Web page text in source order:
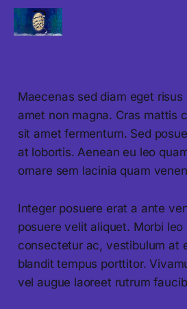
Maecenas sed diam eget
amet non magna. Cras mattis
sit amet fermentum. Sed
at lobortis. Aenean eu leo
ornare sem lacinia quam
Integer posuere erat a ante
posuere velit aliquet. Morbi
consectetur ac, vestibulum at
blandit tempus porttitor.
vel augue laoreet rutrum